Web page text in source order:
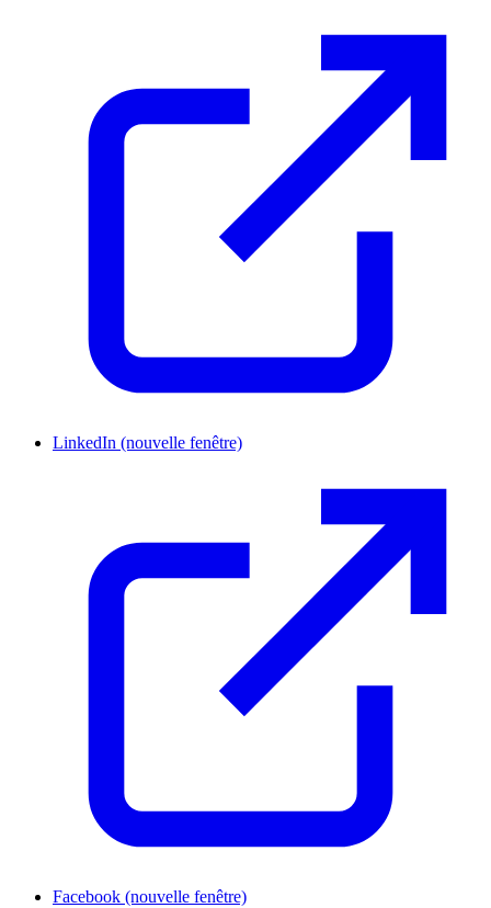
LinkedIn (nouvelle fenêtre)
Facebook (nouvelle fenêtre)